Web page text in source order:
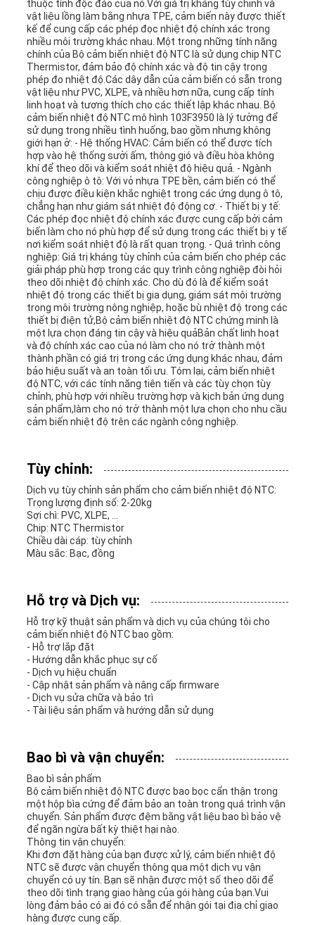
thuộc tính độc đáo của nó.Với giá trị kháng tùy chỉnh và
vật liệu lồng làm bằng nhựa TPE, cảm biến này được thiết
kế để cung cấp các phép đọc nhiệt độ chính xác trong
nhiều môi trường khác nhau. Một trong những tính năng
chính của Bộ cảm biến nhiệt độ NTC là sử dụng chip NTC
Thermistor, đảm bảo độ chính xác và độ tin cậy trong
phép đo nhiệt độ.Các dây dẫn của cảm biến có sẵn trong
vật liệu như PVC, XLPE, và nhiều hơn nữa, cung cấp tính
linh hoạt và tương thích cho các thiết lập khác nhau. Bộ
cảm biến nhiệt độ NTC mô hình 103F3950 là lý tưởng để
sử dụng trong nhiều tình huống, bao gồm nhưng không
giới hạn ở: - Hệ thống HVAC: Cảm biến có thể được tích
hợp vào hệ thống sưởi ấm, thông gió và điều hòa không
khí để theo dõi và kiểm soát nhiệt độ hiệu quả. - Ngành
công nghiệp ô tô: Với vỏ nhựa TPE bền, cảm biến có thể
chịu được điều kiện khắc nghiệt trong các ứng dụng ô tô,
chẳng hạn như giám sát nhiệt độ động cơ. - Thiết bị y tế:
Các phép đọc nhiệt độ chính xác được cung cấp bởi cảm
biến làm cho nó phù hợp để sử dụng trong các thiết bị y tế
nơi kiểm soát nhiệt độ là rất quan trọng. - Quá trình công
nghiệp: Giá trị kháng tùy chỉnh của cảm biến cho phép các
giải pháp phù hợp trong các quy trình công nghiệp đòi hỏi
theo dõi nhiệt độ chính xác. Cho dù đó là để kiểm soát
nhiệt độ trong các thiết bị gia dụng, giám sát môi trường
trong môi trường nông nghiệp, hoặc bù nhiệt độ trong các
thiết bị điện tử,Bộ cảm biến nhiệt độ NTC chứng minh là
một lựa chọn đáng tin cậy và hiệu quảBản chất linh hoạt
và độ chính xác cao của nó làm cho nó trở thành một
thành phần có giá trị trong các ứng dụng khác nhau, đảm
bảo hiệu suất và an toàn tối ưu. Tóm lại, cảm biến nhiệt
độ NTC, với các tính năng tiên tiến và các tùy chọn tùy
chỉnh, phù hợp với nhiều trường hợp và kịch bản ứng dụng
sản phẩm,làm cho nó trở thành một lựa chọn cho nhu cầu
cảm biến nhiệt độ trên các ngành công nghiệp.
Tùy chỉnh:
Dịch vụ tùy chỉnh sản phẩm cho cảm biến nhiệt độ NTC:
Trọng lượng định số: 2-20kg
Sợi chì: PVC, XLPE, ...
Chip: NTC Thermistor
Chiều dài cáp: tùy chỉnh
Màu sắc: Bạc, đồng
Hỗ trợ và Dịch vụ:
Hỗ trợ kỹ thuật sản phẩm và dịch vụ của chúng tôi cho
cảm biến nhiệt độ NTC bao gồm:
- Hỗ trợ lắp đặt
- Hướng dẫn khắc phục sự cố
- Dịch vụ hiệu chuẩn
- Cập nhật sản phẩm và nâng cấp firmware
- Dịch vụ sửa chữa và bảo trì
- Tài liệu sản phẩm và hướng dẫn sử dụng
Bao bì và vận chuyển:
Bao bì sản phẩm
Bộ cảm biến nhiệt độ NTC được bao bọc cẩn thận trong
một hộp bìa cứng để đảm bảo an toàn trong quá trình vận
chuyển. Sản phẩm được đệm bằng vật liệu bao bì bảo vệ
để ngăn ngừa bất kỳ thiệt hại nào.
Thông tin vận chuyển:
Khi đơn đặt hàng của bạn được xử lý, cảm biến nhiệt độ
NTC sẽ được vận chuyển thông qua một dịch vụ vận
chuyển có uy tín. Bạn sẽ nhận được một số theo dõi để
theo dõi tình trạng giao hàng của gói hàng của bạn.Vui
lòng đảm bảo có ai đó có sẵn để nhận gói tại địa chỉ giao
hàng được cung cấp.